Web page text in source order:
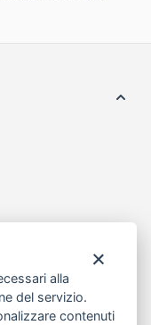
alla
del servizio.
contenuti